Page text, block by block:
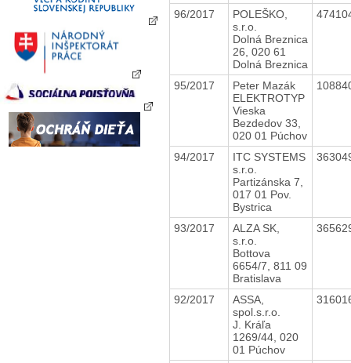
96/2017
POLEŠKO,
s.r.o.
Dolná Breznica
26, 020 61
Dolná Breznica
95/2017
Peter Mazák
ELEKTROTYP
Vieska
Bezdedov 33,
020 01 Púchov
94/2017
ITC SYSTEMS
s.r.o.
Partizánska 7,
017 01 Pov.
Bystrica
93/2017
ALZA SK,
s.r.o.
Bottova
6654/7, 811 09
Bratislava
92/2017
ASSA,
spol.s.r.o.
J. Kráľa
1269/44, 020
01 Púchov